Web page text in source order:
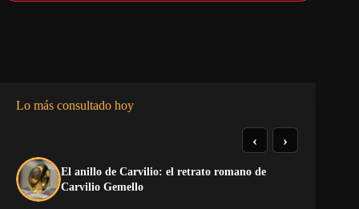
Lo más consultado hoy
El anillo de Carvilio: el retrato romano de
Carvilio Gemello
‹ ›